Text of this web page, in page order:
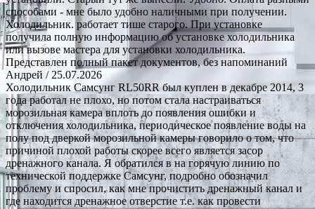
способами - мне было удобно наличными при получении.
Холодильник. работает тише старого. При установке
получила полную информацию об установке холодильника
или вызове мастера для установки холодильника.
Представлен полный пакет документов, без напоминаний
Андрей / 25.07.2026
Холодильник Самсунг RL50RR был куплен в декабре 2014, 3
года работал не плохо, но потом стала настраиваться
морозильная камера вплоть до появления ошибки и
отключения холодильника, периодическое появление воды на
полу под дверкой морозильной камеры говорило о том, что
причиной плохой работы скорее всего является засор
дренажного канала. Я обратился в на горячую линию по
технической поддержке Самсунг, подробно обозначил
проблему и спросил, как мне прочистить дренажный канал и
где находится дренажное отверстие т.е. как провести